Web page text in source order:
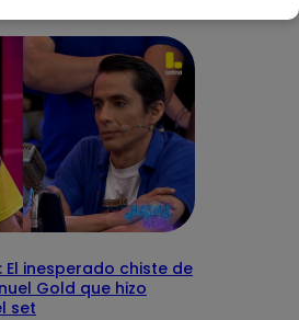
El inesperado chiste de
Gold que hizo
set